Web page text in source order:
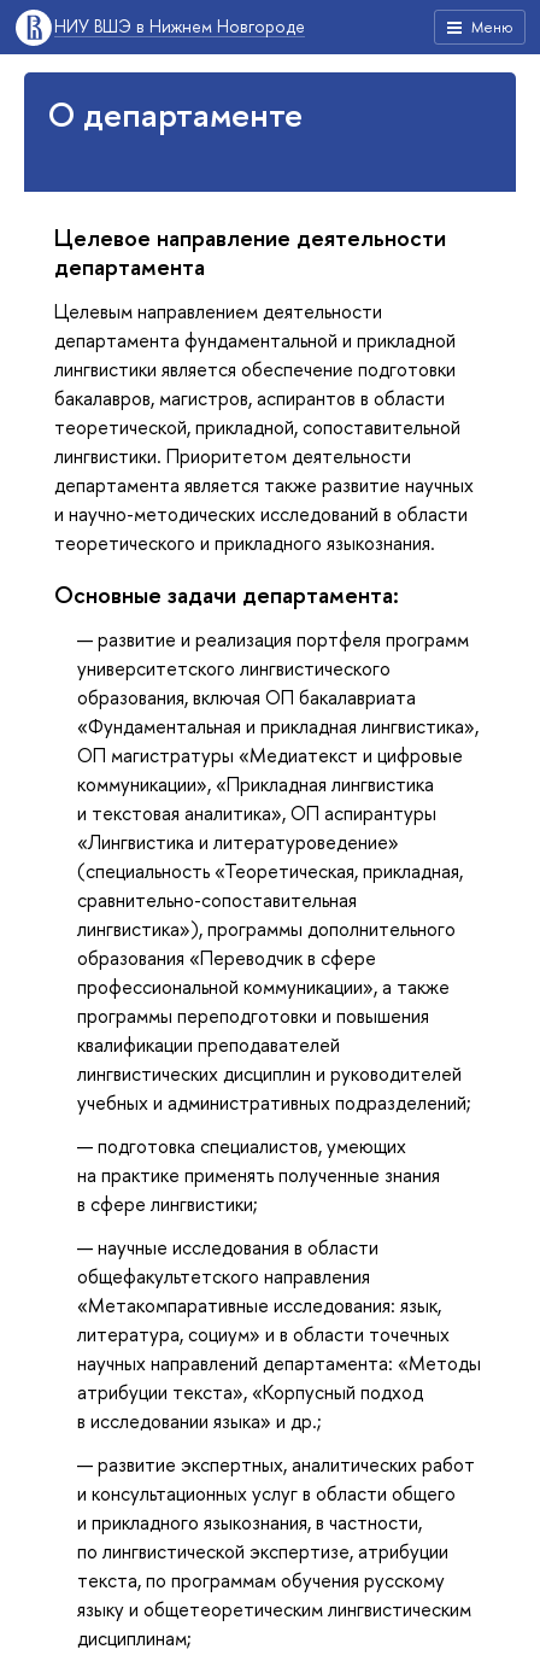
Меню
НИУ ВШЭ в Нижнем Новгороде
О департаменте
Целевое направление деятельности
департамента
Целевым направлением деятельности
департамента фундаментальной и прикладной
лингвистики является обеспечение подготовки
бакалавров, магистров, аспирантов в области
теоретической, прикладной, сопоставительной
лингвистики. Приоритетом деятельности
департамента является также развитие научных
и научно-методических исследований в области
теоретического и прикладного языкознания.
Основные задачи департамента:
развитие и реализация портфеля программ
университетского лингвистического
образования, включая ОП бакалавриата
«Фундаментальная и прикладная лингвистика»,
ОП магистратуры «Медиатекст и цифровые
коммуникации», «Прикладная лингвистика
и текстовая аналитика», ОП аспирантуры
«Лингвистика и литературоведение»
(специальность «Теоретическая, прикладная,
сравнительно-сопоставительная
лингвистика»), программы дополнительного
образования «Переводчик в сфере
профессиональной коммуникации», а также
программы переподготовки и повышения
квалификации преподавателей
лингвистических дисциплин и руководителей
учебных и административных подразделений;
подготовка специалистов, умеющих
на практике применять полученные знания
в сфере лингвистики;
научные исследования в области
общефакультетского направления
«Метакомпаративные исследования: язык,
литература, социум» и в области точечных
научных направлений департамента: «Методы
атрибуции текста», «Корпусный подход
в исследовании языка» и др.;
развитие экспертных, аналитических работ
и консультационных услуг в области общего
и прикладного языкознания, в частности,
по лингвистической экспертизе, атрибуции
текста, по программам обучения русскому
языку и общетеоретическим лингвистическим
дисциплинам;